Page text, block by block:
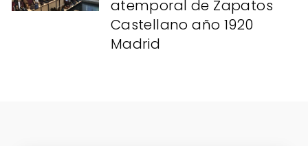
atemporal de Zapatos
Castellano año 1920
Madrid